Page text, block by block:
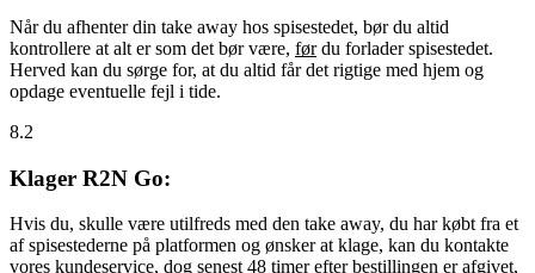
Når du afhenter din take away hos spisestedet, bør du altid
kontrollere at alt er som det bør være, førdu forlader spisestedet.
Herved kan du sørge for, at du altid får det rigtige med hjem og
opdage eventuelle fejl i tide.
8.2
Klager R2N Go:
Hvis du, skulle være utilfreds med den take away, du har købt fra et
af spisestederne på platformen og ønsker at klage, kan du kontakte
vores kundeservice, dog senest 48 timer efter bestillingen er afgivet,